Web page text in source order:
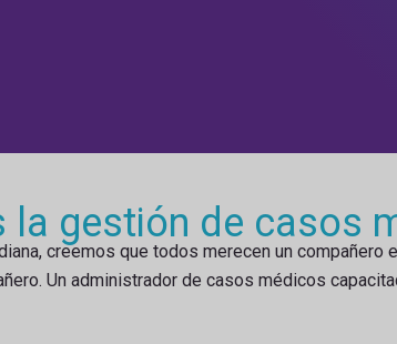
la gestión de casos
creemos que todos merecen un
Un administrador de casos médicos